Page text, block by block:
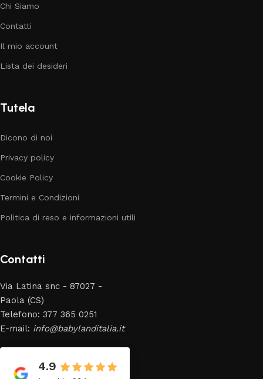
Chi Siamo
Contatti
Il mio account
Lista dei desideri
Tutela
Dicono di noi
Privacy policy
Cookie Policy
Termini e Condizioni
Politica di reso e informazioni utili
Contatti
Via Latina snc - 87027 -
Paola (CS)
Telefono: 377 365 0251
E-mail: info@babylanditalia.it
4.9